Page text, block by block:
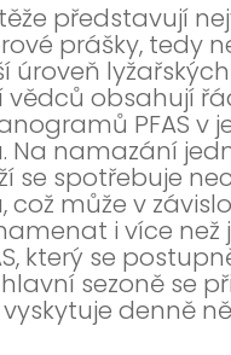
představují
prášky, tedy
úroveň
vědců obsahují
PFAS v
Na namazání
se spotřebuje
což může v
i více než
který se
sezoně se
denně